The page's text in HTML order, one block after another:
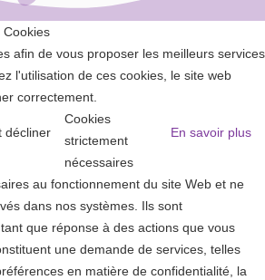
Cookies
afin de vous proposer les meilleurs services
l'utilisation de ces cookies, le site web
correctement.
décliner En savoir plus
Cookies
strictement
nécessaires
au fonctionnement du site Web et ne
dans nos systèmes. Ils sont
que réponse à des actions que vous
une demande de services, telles
en matière de confidentialité, la